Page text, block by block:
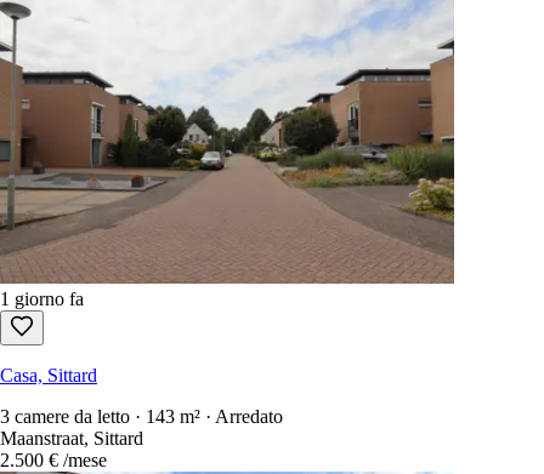
1 giorno fa
Casa, Sittard
3 camere da letto · 143 m² · Arredato
Maanstraat, Sittard
2.500 € /mese